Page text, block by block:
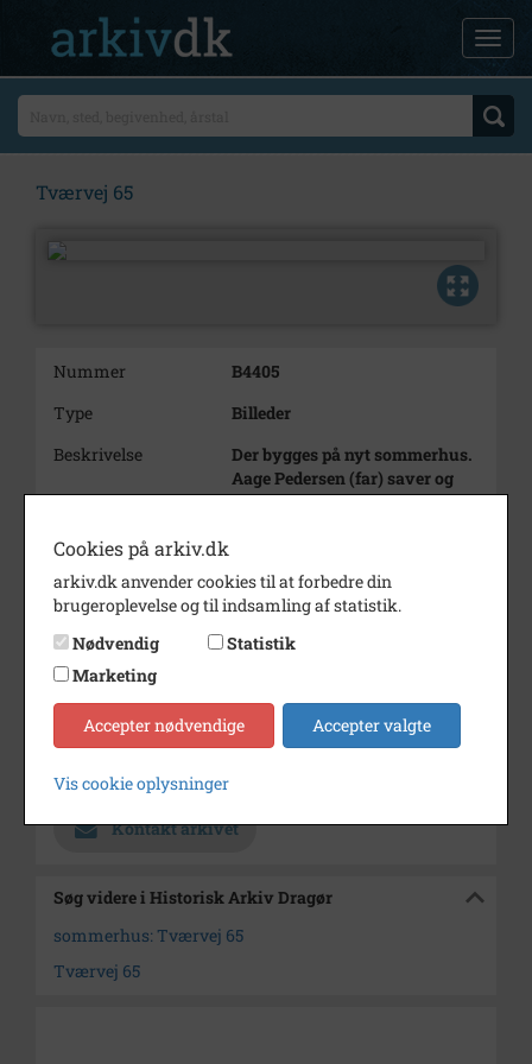
Tværvej 65
Nummer
B4405
Type
Billeder
Beskrivelse
Der bygges på nyt sommerhus.
Aage Pedersen (far) saver og
Edith Christensens far kigger. I
Fotograf
Ukendt
Se på kort
Enhed
Store Magleby Sogn (1000-2050)
Arkiv
Kontakt arkivet
Søg videre i Historisk Arkiv Dragør
sommerhus: Tværvej 65
Tværvej 65
Cookies på arkiv.dk
arkiv.dk anvender cookies til at forbedre din
brugeroplevelse og til indsamling af statistik.
Nødvendig
Statistik
Marketing
Accepter nødvendige Accepter valgte
Vis cookie oplysninger